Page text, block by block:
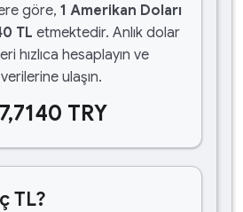
göre, 1 Amerikan Doları
TL etmektedir. Anlık dolar
hızlıca hesaplayın ve
ulaşın.
TRY
TL?